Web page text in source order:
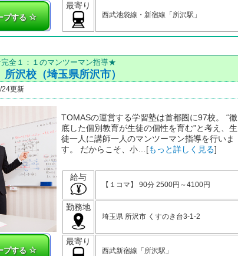
プする
最寄り
西武池袋線・新宿線「所沢駅」
全１：１のマンツーマン指導★
沢校（埼玉県所沢市）
更新
プする
TOMASの運営する学習塾は首都圏に97校。 “徹
底した個別教育が生徒の個性を育む”と考え、生
徒一人に講師一人のマンツーマン指導を行いま
す。 だからこそ、小…[もっと詳しく見る]
給与
【１コマ】 90分 2500円～4100円
勤務地
埼玉県 所沢市 くすのき台3-1-2
最寄り
西武新宿線「所沢駅」